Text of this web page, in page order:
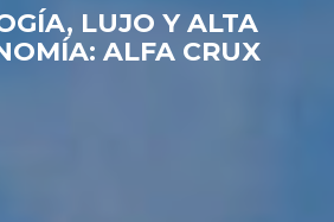
LUJO Y ALTA
ALFA CRUX